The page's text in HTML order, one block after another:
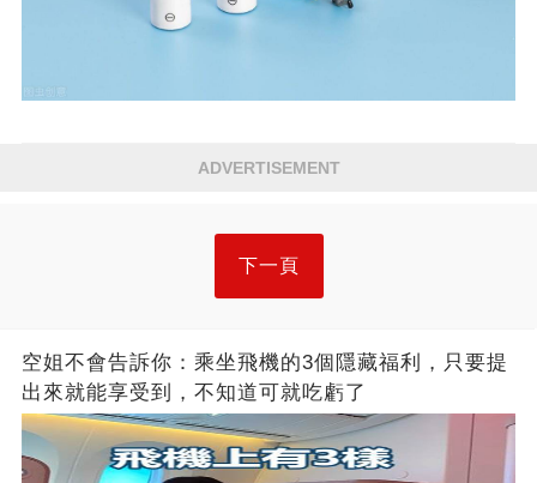
ADVERTISEMENT
下一頁
空姐不會告訴你：乘坐飛機的3個隱藏福利，只要提
出來就能享受到，不知道可就吃虧了